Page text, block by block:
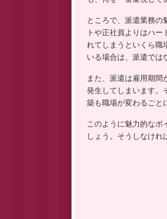
ところで、派遣業務の
トや正社員よりはハ
れてしまうといくら職
いる場合は、派遣では
また、派遣は雇用期間
発生してしまいます。
築も職場が変わるごと
このように魅力的なポ
しょう。そうしなけれ